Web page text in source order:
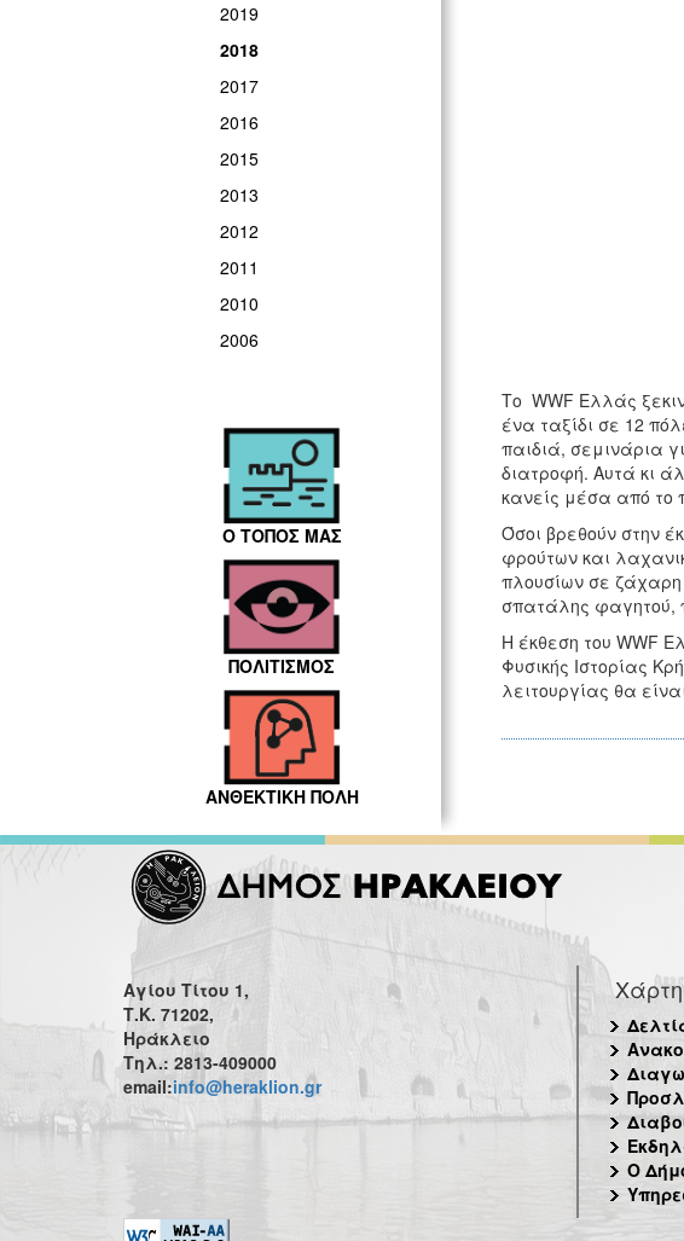
2019
2018
2017
2016
2015
2013
2012
2011
2010
2006
Ο ΤΟΠΟΣ ΜΑΣ
ΠΟΛΙΤΙΣΜΟΣ
ΑΝΘΕΚΤΙΚΗ ΠΟΛΗ
Το WWF Ελλάς
ένα ταξίδι σε 12
παιδιά, σεμινάρια
διατροφή. Αυτά κι
κανείς μέσα από το
Όσοι βρεθούν στην
φρούτων και
πλουσίων σε
σπατάλης φαγητού,
Η έκθεση του WWF
Φυσικής Ιστορίας
λειτουργίας θα
Αγίου Τίτου 1,
Τ.Κ. 71202,
Ηράκλειο
Τηλ.: 2813-409000
email:info@heraklion.gr
Ο